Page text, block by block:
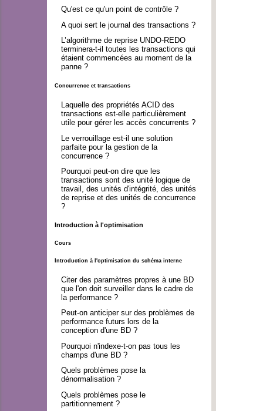
Qu'est ce qu'un point de contrôle ?
A quoi sert le journal des transactions ?
L’algorithme de reprise UNDO-REDO
terminera-t-il toutes les transactions qui
étaient commencées au moment de la
panne ?
Concurrence et transactions
Laquelle des propriétés ACID des
transactions est-elle particulièrement
utile pour gérer les accès concurrents ?
Le verrouillage est-il une solution
parfaite pour la gestion de la
concurrence ?
Pourquoi peut-on dire que les
transactions sont des unité logique de
travail, des unités d'intégrité, des unités
de reprise et des unités de concurrence
?
Introduction à l'optimisation
Cours
Introduction à l'optimisation du schéma interne
Citer des paramètres propres à une BD
que l'on doit surveiller dans le cadre de
la performance ?
Peut-on anticiper sur des problèmes de
performance futurs lors de la
conception d'une BD ?
Pourquoi n'indexe-t-on pas tous les
champs d'une BD ?
Quels problèmes pose la
dénormalisation ?
Quels problèmes pose le
partitionnement ?